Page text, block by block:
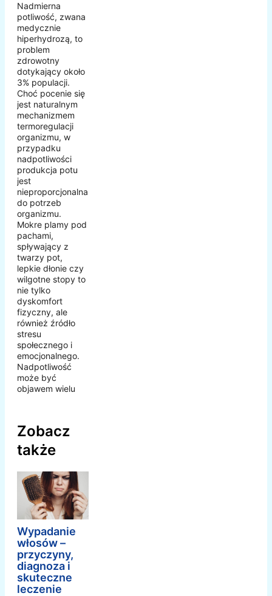
Nadmierna
potliwość, zwana
medycznie
hiperhydrozą, to
problem
zdrowotny
dotykający około
3% populacji.
Choć pocenie się
jest naturalnym
mechanizmem
termoregulacji
organizmu, w
przypadku
nadpotliwości
produkcja potu
jest
nieproporcjonalna
do potrzeb
organizmu.
Mokre plamy pod
pachami,
spływający z
twarzy pot,
lepkie dłonie czy
wilgotne stopy to
nie tylko
dyskomfort
fizyczny, ale
również źródło
stresu
społecznego i
emocjonalnego.
Nadpotliwość
może być
objawem wielu
Zobacz
także
Wypadanie
włosów –
przyczyny,
diagnoza i
skuteczne
leczenie